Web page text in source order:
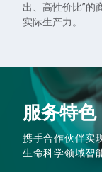
出、高性价比”的
实际生产力。
服务特色
携手合作伙伴实
生命科学领域智